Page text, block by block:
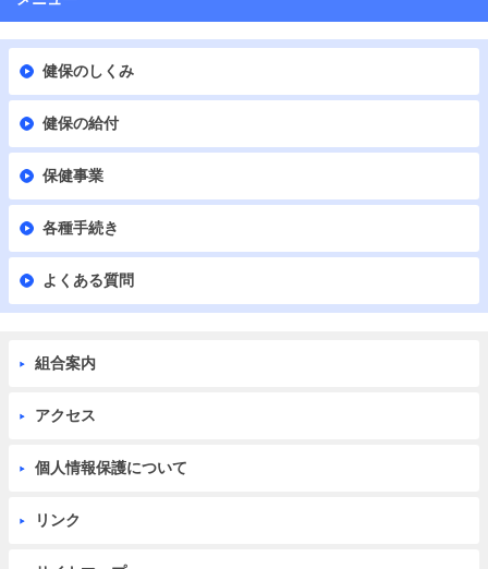
健保のしくみ
健保の給付
保健事業
各種手続き
よくある質問
組合案内
アクセス
個人情報保護について
リンク